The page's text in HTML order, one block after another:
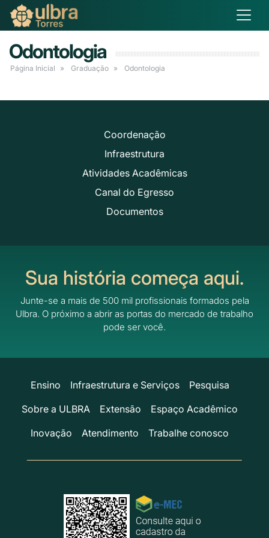
Odontologia
Página Inicial Graduação Odontologia
Coordenação
Infraestrutura
Atividades Acadêmicas
Canal do Egresso
Documentos
Sua história começa aqui.
Junte-se a mais de 500 mil profissionais formados pela
Ulbra. O próximo a abrir as portas do mercado de trabalho
pode ser você.
Ensino Infraestrutura e Serviços
Pesquisa
Sobre a ULBRA
Extensão
Espaço Acadêmico
Inovação
Atendimento Trabalhe conosco